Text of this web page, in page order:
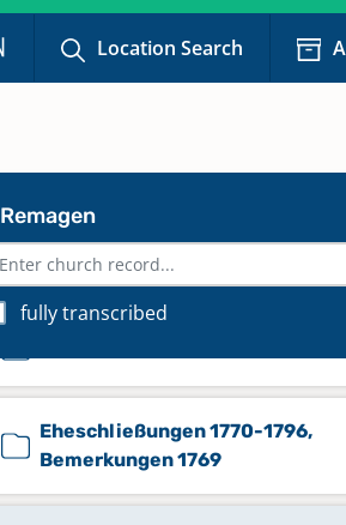
Location Search
Remagen
fully transcribed
Bemerkungen 1730-1845
Bemerkungen 1770-1782
Eheschließungen 1770-1796,
Bemerkungen 1769